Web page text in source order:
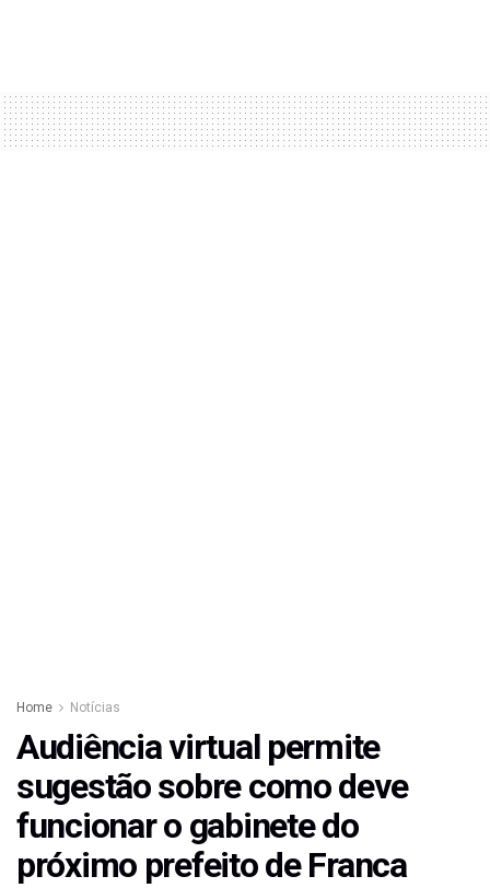
Home Notícias
Audiência virtual permite
sugestão sobre como deve
funcionar o gabinete do
próximo prefeito de Franca